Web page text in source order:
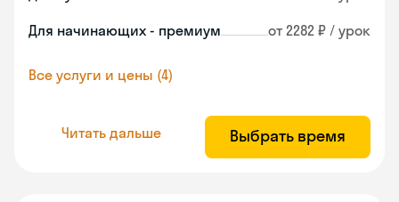
Для начинающих - премиум от 2282 ₽ / урок
Все услуги и цены (4)
Читать дальше Выбрать время